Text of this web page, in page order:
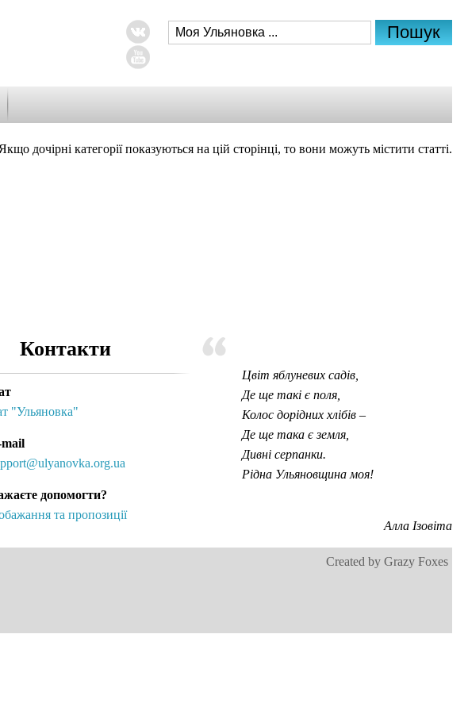
дочірні категорії показуються на цій сторінці, то вони можуть містити статті.
Контакти
"Ульяновка"
допомогти?
та пропозиції
Цвіт яблуневих садів,
Де ще такі є поля,
Колос дорідних хлібів –
Де ще така є земля,
Дивні серпанки.
Рідна Ульяновщина моя!
Алла Ізовіта
Created by Grazy Foxes